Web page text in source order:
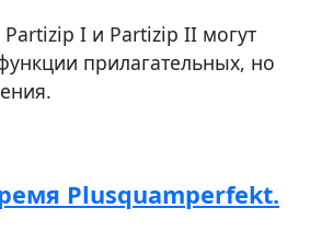
I и Partizip II могут
прилагательных, но
Plusquamperfekt.